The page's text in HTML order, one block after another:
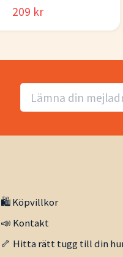
209 kr
🛍️ Köpvillkor
📣 Kontakt
🦴 Hitta rätt tugg till din